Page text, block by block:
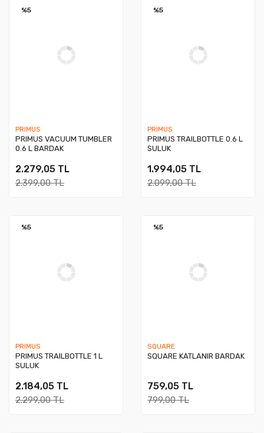
%5
PRIMUS
PRIMUS VACUUM TUMBLER
0.6 L BARDAK
2.279,05 TL
2.399,00 TL
%5
PRIMUS
PRIMUS TRAILBOTTLE 0.6 L
SULUK
1.994,05 TL
2.099,00 TL
%5
PRIMUS
PRIMUS TRAILBOTTLE 1 L
SULUK
2.184,05 TL
2.299,00 TL
%5
SQUARE
SQUARE KATLANIR BARDAK
759,05 TL
799,00 TL